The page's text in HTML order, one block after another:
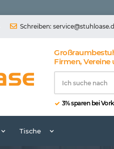
Schreiben:
Firmen,
3% sparen bei
Tische